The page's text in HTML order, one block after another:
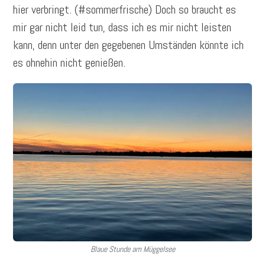
hier verbringt. (#sommerfrische) Doch so braucht es
mir gar nicht leid tun, dass ich es mir nicht leisten
kann, denn unter den gegebenen Umständen könnte ich
es ohnehin nicht genießen.
Blaue Stunde am Müggelsee